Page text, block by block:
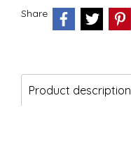
Share
Product description